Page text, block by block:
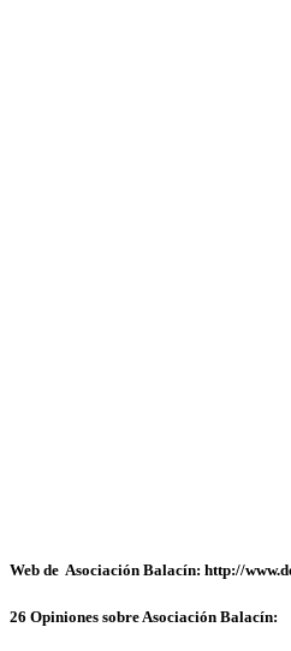
Web de Asociación Balacín: http://
26 Opiniones sobre Asociación Balacín: